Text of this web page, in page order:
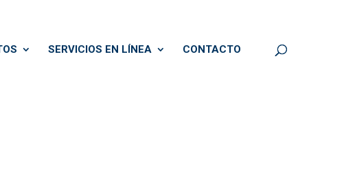
SERVICIOS EN LÍNEA CONTACTO